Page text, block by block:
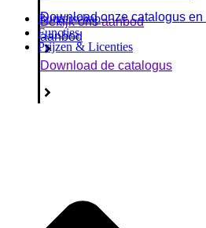
Bekijk ons aanbod
Download onze catalogus
aanbod
Download de catalogus
Burgerschap
Functies
Prijzen & Licenties